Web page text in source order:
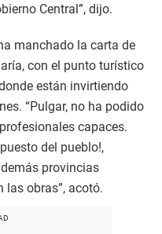
Central”, dijo.
manchado la carta de
con el punto turístico
están invirtiendo
“Pulgar, no ha podido
capaces.
del pueblo!,
provincias
obras”, acotó.